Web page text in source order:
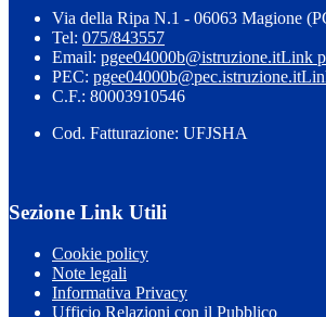
Via della Ripa N.1 - 06063 Magione
Tel: 075/843557
Email: pgee04000b@istruzione.itLink
PEC: pgee04000b@pec.istruzione.it
C.F.: 80003910546
Cod. Fatturazione: UFJSHA
Sezione Link Utili
Cookie policy
Note legali
Informativa Privacy
Ufficio Relazioni con il Pubblico